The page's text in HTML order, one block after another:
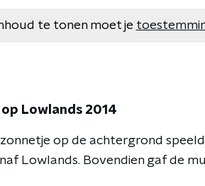
te tonen moet je
Lowlands 2014
op de achtergrond
Lowlands. Bovendien gaf de